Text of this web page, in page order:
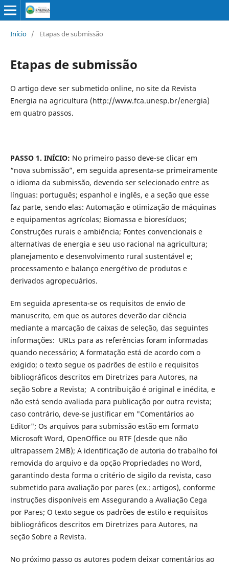
Início / Etapas de submissão
Etapas de submissão
O artigo deve ser submetido online, no site da Revista
Energia na agricultura (http://www.fca.unesp.br/energia)
em quatro passos.
PASSO 1. INÍCIO: No primeiro passo deve-se clicar em
“nova submissão”, em seguida apresenta-se primeiramente
o idioma da submissão, devendo ser selecionado entre as
línguas: português; espanhol e inglês, e a seção que esse
faz parte, sendo elas: Automação e otimização de máquinas
e equipamentos agrícolas; Biomassa e bioresíduos;
Construções rurais e ambiência; Fontes convencionais e
alternativas de energia e seu uso racional na agricultura;
planejamento e desenvolvimento rural sustentável e;
processamento e balanço energétivo de produtos e
derivados agropecuários.
Em seguida apresenta-se os requisitos de envio de
manuscrito, em que os autores deverão dar ciência
mediante a marcação de caixas de seleção, das seguintes
informações: URLs para as referências foram informadas
quando necessário; A formatação está de acordo com o
exigido; o texto segue os padrões de estilo e requisitos
bibliográficos descritos em Diretrizes para Autores, na
seção Sobre a Revista; A contribuição é original e inédita, e
não está sendo avaliada para publicação por outra revista;
caso contrário, deve-se justificar em "Comentários ao
Editor"; Os arquivos para submissão estão em formato
Microsoft Word, OpenOffice ou RTF (desde que não
ultrapassem 2MB); A identificação de autoria do trabalho foi
removida do arquivo e da opção Propriedades no Word,
garantindo desta forma o critério de sigilo da revista, caso
submetido para avaliação por pares (ex.: artigos), conforme
instruções disponíveis em Assegurando a Avaliação Cega
por Pares; O texto segue os padrões de estilo e requisitos
bibliográficos descritos em Diretrizes para Autores, na
seção Sobre a Revista.
No próximo passo os autores podem deixar comentários ao